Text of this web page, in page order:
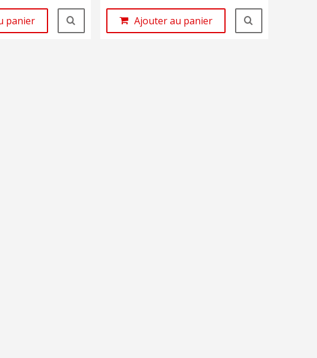
panier Ajouter au panier